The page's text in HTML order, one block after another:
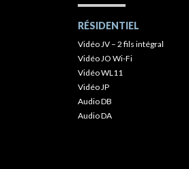
RÉSIDENTIEL
Vidéo JV – 2 fils intégral
Vidéo JO Wi-Fi
Vidéo WL11
Vidéo JP
Audio DB
Audio DA